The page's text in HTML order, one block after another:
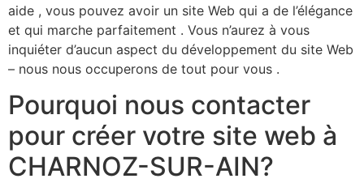
aide , vous pouvez avoir un site Web qui a de l’élégance
et qui marche parfaitement . Vous n’aurez à vous
inquiéter d’aucun aspect du développement du site Web
– nous nous occuperons de tout pour vous .​
Pourquoi nous contacter
pour créer votre site web à
CHARNOZ-SUR-AIN?